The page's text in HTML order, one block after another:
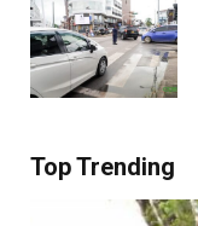
Top Trending